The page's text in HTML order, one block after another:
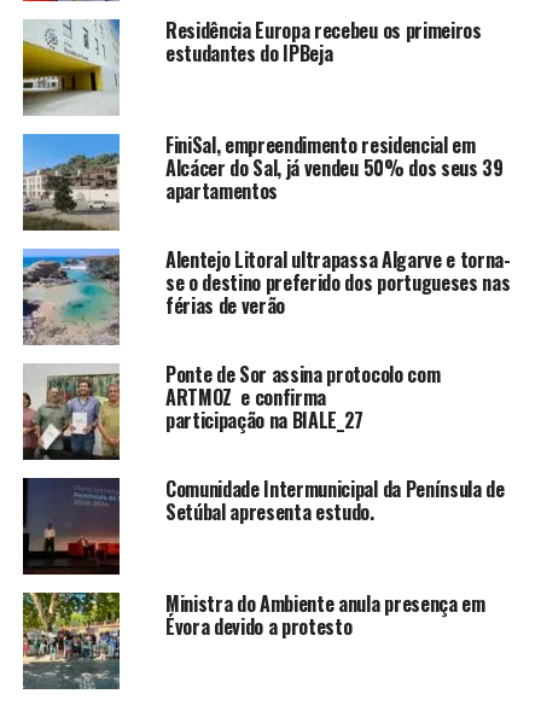
Residência Europa recebeu os primeiros
estudantes do IPBeja
FiniSal, empreendimento residencial em
Alcácer do Sal, já vendeu 50% dos seus 39
apartamentos
Alentejo Litoral ultrapassa Algarve e torna-
se o destino preferido dos portugueses nas
férias de verão
Ponte de Sor assina protocolo com
ARTMOZ e confirma
participação na BIALE_27
Comunidade Intermunicipal da Península de
Setúbal apresenta estudo.
Ministra do Ambiente anula presença em
Évora devido a protesto